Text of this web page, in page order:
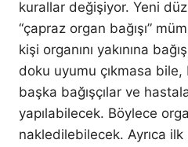
kurallar değişiyor. Yeni
“çapraz organ bağışı”
kişi organını yakınına
doku uyumu çıkmasa
başka bağışçılar ve
yapılabilecek. Böylece
nakledilebilecek. Ayrıca ilk